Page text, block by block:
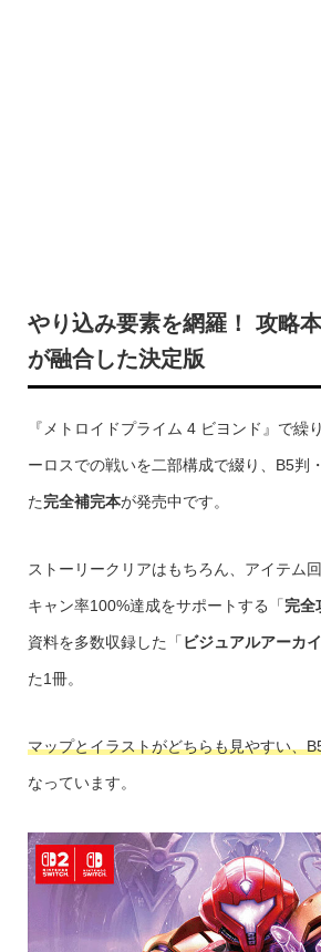
やり込み要素を網羅！ 攻略
が融合した決定版
『メトロイドプライム 4 ビヨンド』で繰
ーロスでの戦いを二部構成で綴り、B5判
た完全補完本が発売中です。
ストーリークリアはもちろん、アイテム
キャン率100%達成をサポートする「完全
資料を多数収録した「 ビジュアルアーカ
た1冊。
マップとイラストがどちらも見やすい、
なっています。